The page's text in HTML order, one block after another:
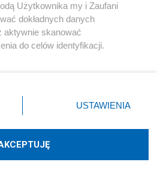
Instagram Youtube
dostarcza:W3media.pl
Użytkownika my i Zaufani
dokładnych danych
aktywnie skanować
do celów identyfikacji.
przycisk ustawień prywatności
dolnym rogu strony
nie wymagają zgody
sprzeciwić się takiemu
USTAWIENIA